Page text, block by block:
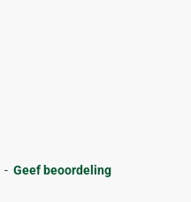
- Geef beoordeling